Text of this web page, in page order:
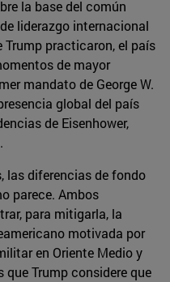
la base del común
liderazgo internacional
Trump practicaron, el país
de mayor
mandato de George W.
global del país
de Eisenhower,
las diferencias de fondo
parece. Ambos
para mitigarla, la
motivada por
en Oriente Medio y
que Trump considere que